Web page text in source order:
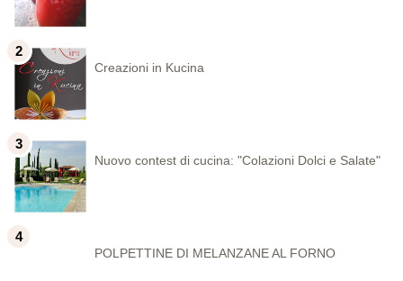
Creazioni in Kucina
Nuovo contest di cucina: "Colazioni Dolci e Salate"
POLPETTINE DI MELANZANE AL FORNO